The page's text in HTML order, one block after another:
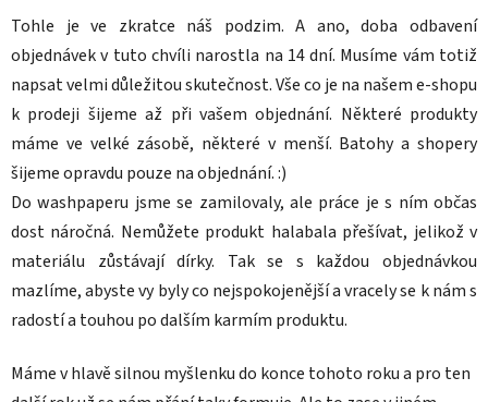
Tohle je ve zkratce náš podzim. A ano, doba odbavení
objednávek v tuto chvíli narostla na 14 dní. Musíme vám totiž
napsat velmi důležitou skutečnost. Vše co je na našem e-shopu
k prodeji šijeme až při vašem objednání. Některé produkty
máme ve velké zásobě, některé v menší. Batohy a shopery
šijeme opravdu pouze na objednání. :)
Do washpaperu jsme se zamilovaly, ale práce je s ním občas
dost náročná. Nemůžete produkt halabala přešívat, jelikož v
materiálu zůstávají dírky. Tak se s každou objednávkou
mazlíme, abyste vy byly co nejspokojenější a vracely se k nám s
radostí a touhou po dalším karmím produktu.
Máme v hlavě silnou myšlenku do konce tohoto roku a pro ten